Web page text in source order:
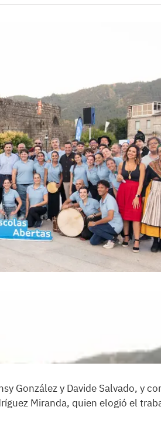
González y Davide Salvado, y
Miranda, quien elogió el